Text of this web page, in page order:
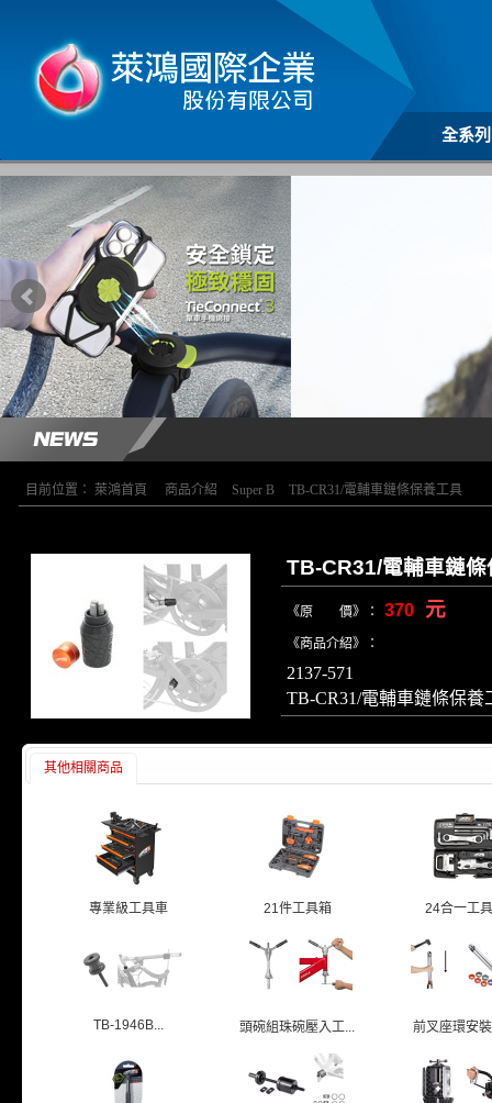
全系
目前位置： 萊鴻首頁 商品介紹 Super B TB-CR31/電輔車鏈條保養工具
TB-CR31/電輔車鏈條
《原 價》： 370 元
《商品介紹》：
2137-571
TB-CR31/電輔車鏈條保養
其他相關商品
專業級工具車 21件工具箱 24合一工
TB-1946B... 頭碗組珠碗壓入工... 前叉座環安